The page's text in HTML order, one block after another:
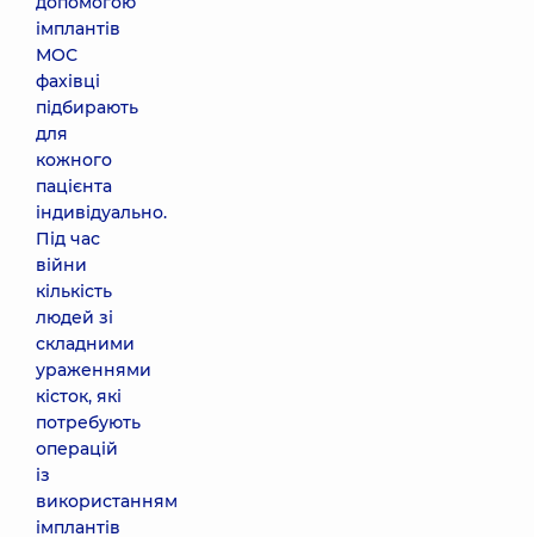
імплантів
МОС
фахівці
підбирають
для
кожного
пацієнта
індивідуально.
Під час
війни
кількість
людей зі
складними
ураженнями
кісток, які
потребують
операцій
із
використанням
імплантів